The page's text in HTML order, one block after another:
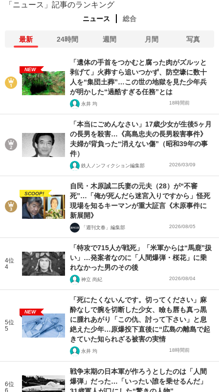
「ニュース」記事のランキング
ニュース 総合
最新 24時間 週間 月間 写真
NEW
「遺体の手首をつかむと腐った肉がズルッと
剥げて」火葬すら追いつかず、防空壕に数十
人を“集団土葬”…この世の地獄を見た少年兵
が明かした“過酷すぎる任務”とは
永井 均 18時間前
「本当にごめんなさい」17歳少女が生後5ヶ月
の長男を殺害…《高島忠夫の長男殺害事件》
夫婦が背負った“消えない傷”（昭和39年の事
件）
鉄人ノンフィクション編集部 2026/03/09
SCOOP!
自民・木原誠二氏妻の元夫（28）が“不審
死”…「俺が死んだら迷宮入りですから」怪死
現場を知るキーマンが重大証言《木原事件に
新展開》
「週刊文春」編集部 2026/08/05
4位
4
「特攻で715人が戦死」「米軍からは“馬鹿”扱
い」…発案者なのに「人間爆弾・桜花」に乗
れなかった男のその後
神立 尚紀 2026/08/04
5位
5
NEW
「死にたくないんです。切ってください」麻
酔なしで腕を切断した少女、瞼も唇も真っ黒
に腫れあがり「この仇、討って下さい」と息
絶えた少年…原爆投下直後に“広島の離島で起
きていた知られざる被害の実情
永井 均 18時間前
6位
6
戦争末期の日本軍が作ろうとしたのは「人間
爆弾」だった…「いったい誰を乗せるんだ」